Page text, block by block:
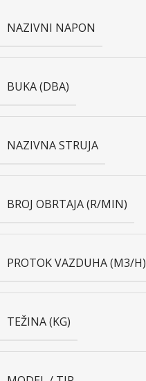
NAZIVNI NAPON
BUKA (DBA)
NAZIVNA STRUJA
BROJ OBRTAJA (R/MIN)
PROTOK VAZDUHA (M3/H)
TEŽINA (KG)